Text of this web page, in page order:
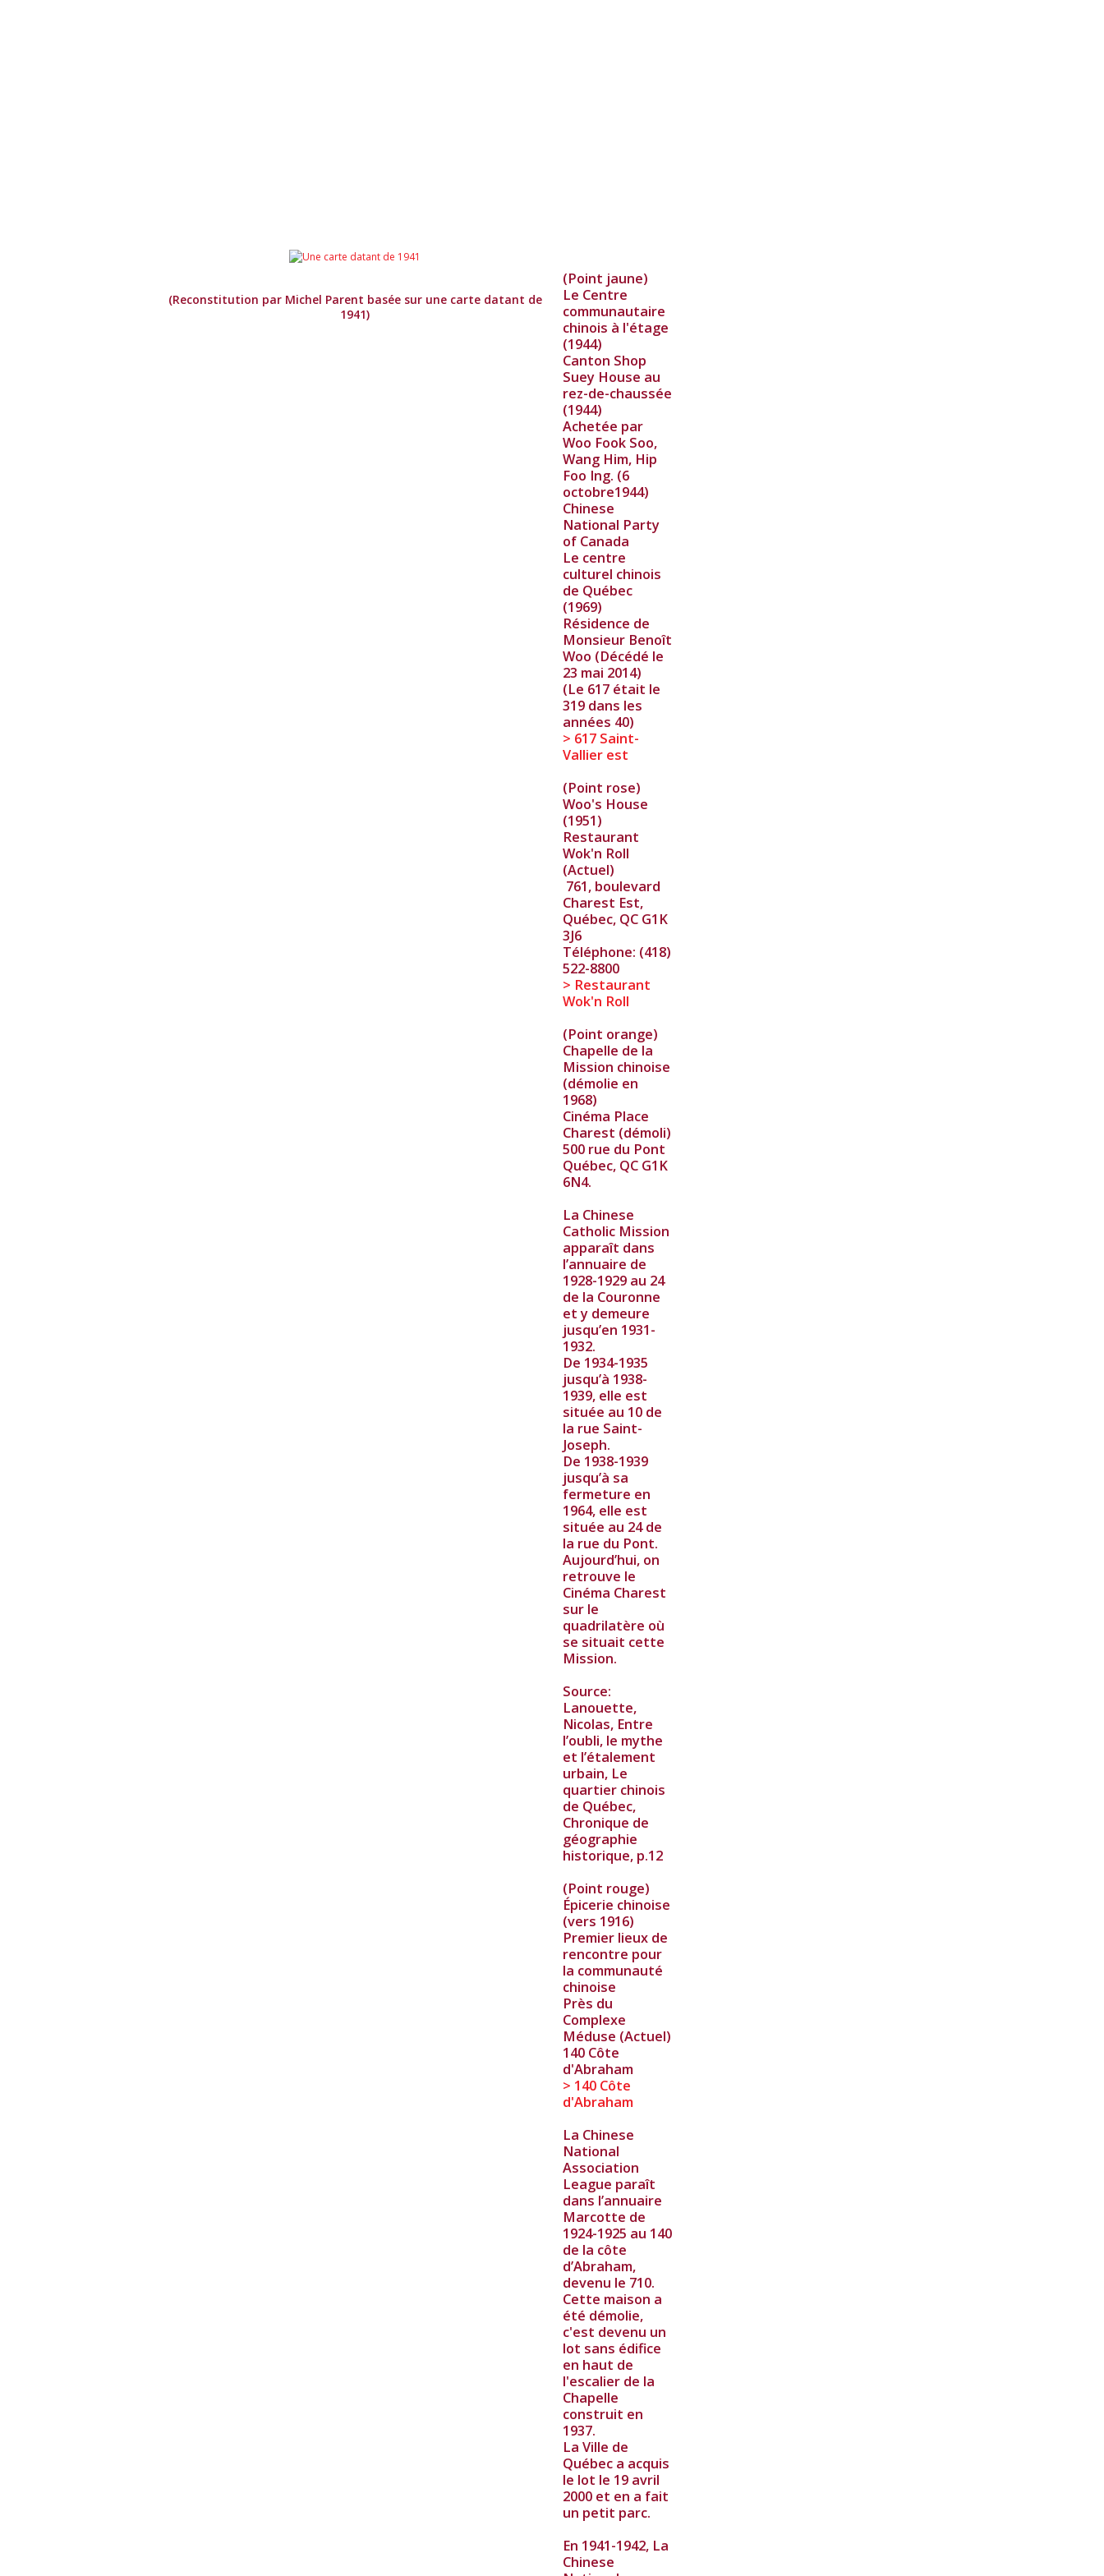
(Reconstitution par Michel Parent basée sur une carte datant de
1941)
(Point jaune)
Le Centre
communautaire
chinois à l'étage
(1944)
Canton Shop
Suey House au
rez-de-chaussée
(1944)
Achetée par
Woo Fook Soo,
Wang Him, Hip
Foo Ing. (6
octobre1944)
Chinese
National Party
of Canada
Le centre
culturel chinois
de Québec
(1969)
Résidence de
Monsieur Benoît
Woo (Décédé le
23 mai 2014)
(Le 617 était le
319 dans les
années 40)
> 617 Saint-
Vallier est
(Point rose)
Woo's House
(1951)
Restaurant
Wok'n Roll
(Actuel)
761, boulevard
Charest Est,
Québec, QC G1K
3J6
Téléphone: (418)
522-8800
> Restaurant
Wok'n Roll
(Point orange)
Chapelle de la
Mission chinoise
(démolie en
1968)
Cinéma Place
Charest (démoli)
500 rue du Pont
Québec, QC G1K
6N4.
La Chinese
Catholic Mission
apparaît dans
l’annuaire de
1928-1929 au 24
de la Couronne
et y demeure
jusqu’en 1931-
1932.
De 1934-1935
jusqu’à 1938-
1939, elle est
située au 10 de
la rue Saint-
Joseph.
De 1938-1939
jusqu’à sa
fermeture en
1964, elle est
située au 24 de
la rue du Pont.
Aujourd’hui, on
retrouve le
Cinéma Charest
sur le
quadrilatère où
se situait cette
Mission.
Source:
Lanouette,
Nicolas, Entre
l’oubli, le mythe
et l’étalement
urbain, Le
quartier chinois
de Québec,
Chronique de
géographie
historique, p.12
(Point rouge)
Épicerie chinoise
(vers 1916)
Premier lieux de
rencontre pour
la communauté
chinoise
Près du
Complexe
Méduse (Actuel)
140 Côte
d'Abraham
> 140 Côte
d'Abraham
La Chinese
National
Association
League paraît
dans l’annuaire
Marcotte de
1924-1925 au 140
de la côte
d’Abraham,
devenu le 710.
Cette maison a
été démolie,
c'est devenu un
lot sans édifice
en haut de
l'escalier de la
Chapelle
construit en
1937.
La Ville de
Québec a acquis
le lot le 19 avril
2000 et en a fait
un petit parc.
En 1941-1942, La
Chinese